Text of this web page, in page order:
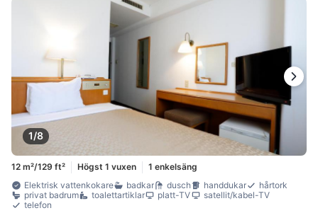
1/8
12 m²/129 ft² Högst 1 vuxen
1 enkelsäng
Elektrisk vattenkokare
badkar dusch handdukar
hårtork
privat badrum
toalettartiklar platt-TV
satellit/kabel-TV
telefon